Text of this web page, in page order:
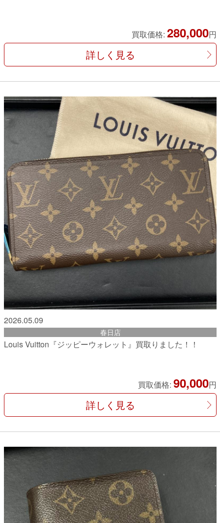
買取価格: 280,000円
詳しく見る
2026.05.09
春日店
Louis Vuitton『ジッピーウォレット』買取りました！！
買取価格: 90,000円
詳しく見る